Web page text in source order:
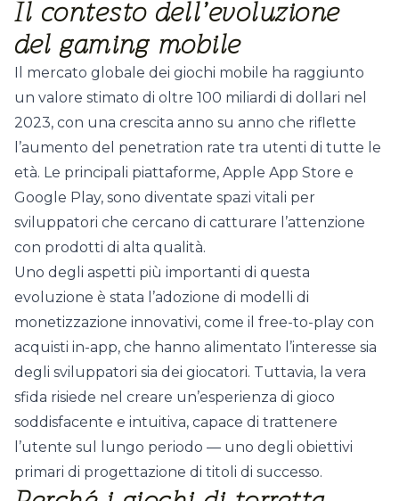
Il contesto dell’evoluzione
del gaming mobile
Il mercato globale dei giochi mobile ha raggiunto
un valore stimato di oltre 100 miliardi di dollari nel
2023, con una crescita anno su anno che riflette
l’aumento del penetration rate tra utenti di tutte le
età. Le principali piattaforme, Apple App Store e
Google Play, sono diventate spazi vitali per
sviluppatori che cercano di catturare l’attenzione
con prodotti di alta qualità.
Uno degli aspetti più importanti di questa
evoluzione è stata l’adozione di modelli di
monetizzazione innovativi, come il free-to-play con
acquisti in-app, che hanno alimentato l’interesse sia
degli sviluppatori sia dei giocatori. Tuttavia, la vera
sfida risiede nel creare un’esperienza di gioco
soddisfacente e intuitiva, capace di trattenere
l’utente sul lungo periodo — uno degli obiettivi
primari di progettazione di titoli di successo.